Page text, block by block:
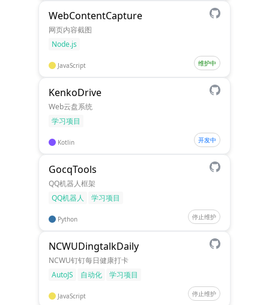
维护中
WebContentCapture
网页内容截图
Node.js
JavaScript
开发中
KenkoDrive
Web云盘系统
学习项目
Kotlin
停止维护
GocqTools
QQ机器人框架
QQ机器人
学习项目
Python
停止维护
NCWUDingtalkDaily
NCWU钉钉每日健康打卡
AutoJS
自动化 学习项目
JavaScript